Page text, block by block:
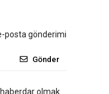
posta gönderimi
Gönder
olmak